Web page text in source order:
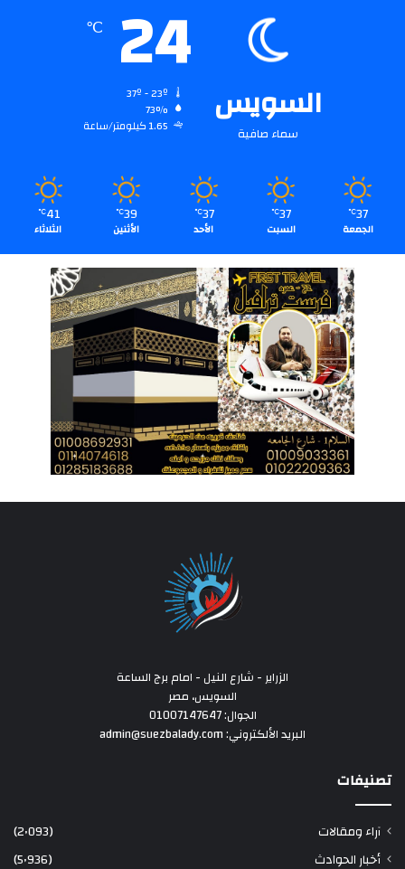
السويس
سماء صافية
24
℃
73%
1.65 كيلومتر/ساعة
37
℃
الجمعة
37
℃
السبت
37
℃
الأحد
39
℃
الأثنين
41
℃
الثلاثاء
الزراير - شارع النيل - امام برج الساعة
السويس، مصر
الجوال: 01007147647
البريد الألكتروني: admin@suezbalady.com
تصنيفات
آراء ومقالات
(2٬093)
أخبار الحوادث
(5٬936)